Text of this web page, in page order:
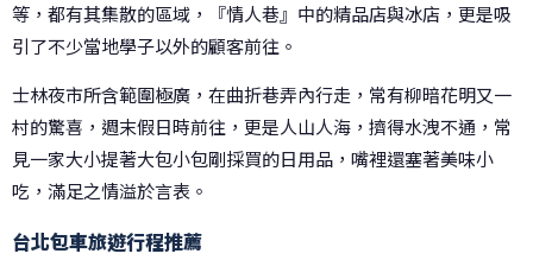
等，都有其集散的區域，『情人巷』中的精品店與冰店，更是吸
引了不少當地學子以外的顧客前往。
士林夜市所含範圍極廣，在曲折巷弄內行走，常有柳暗花明又一
村的驚喜，週末假日時前往，更是人山人海，擠得水洩不通，常
見一家大小提著大包小包剛採買的日用品，嘴裡還塞著美味小
吃，滿足之情溢於言表。
台北包車旅遊行程推薦